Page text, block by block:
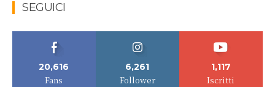
SEGUICI
20,616
Fans
6,261
Follower
1,117
Iscritti